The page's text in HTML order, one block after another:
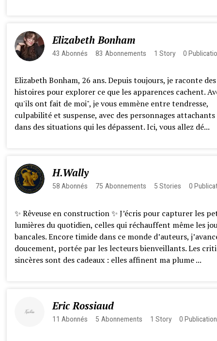
Elizabeth Bonham
43 Abonnés 83 Abonnements 1 Story 0
Elizabeth Bonham, 26 ans. Depuis toujours, je raconte des
histoires pour explorer ce que les apparences cachent.
qu'ils ont fait de moi", je vous emmène entre tendresse,
culpabilité et suspense, avec des personnages
dans des situations qui les dépassent. Ici, vous allez dé...
H.Wally
58 Abonnés 75 Abonnements 5 Stories 0
✨ Rêveuse en construction ✨ J’écris pour capturer les
lumières du quotidien, celles qui réchauffent même les
bancales. Encore timide dans ce monde d’auteurs,
doucement, portée par les lecteurs bienveillants. Les
sincères sont des cadeaux : elles affinent ma plume ...
Eric Rossiaud
11 Abonnés 5 Abonnements 1 Story 0 Publication